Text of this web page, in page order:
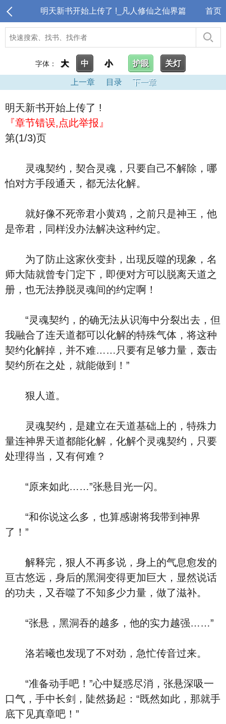
明天新书开始上传了 !_凡人修仙之仙界篇 首页
字体： 大 中 小 护眼 关灯
上一章 目录 下一章
明天新书开始上传了 !
『章节错误,点此举报』
第(1/3)页
灵魂契约，契合灵魂，只要自己不解除，哪
怕对方手段通天，都无法化解。
就好像不死帝君小黄鸡，之前只是神王，他
是帝君，同样没办法解决这种约定。
为了防止这家伙变卦，出现反噬的现象，名
师大陆就曾专门定下，即便对方可以脱离天道之
册，也无法挣脱灵魂间的约定啊！
“灵魂契约，的确无法从识海中分裂出去，但
我融合了连天道都可以化解的特殊气体，将这种
契约化解掉，并不难……只要有足够力量，轰击
契约所在之处，就能做到！”
狠人道。
灵魂契约，是建立在天道基础上的，特殊力
量连神界天道都能化解，化解个灵魂契约，只要
处理得当，又有何难？
“原来如此……”张悬目光一闪。
“和你说这么多，也算感谢将我带到神界
了！”
解释完，狠人不再多说，身上的气息愈发的
亘古悠远，身后的黑洞变得更加巨大，显然说话
的功夫，又吞噬了不知多少力量，做了滋补。
“张悬，黑洞吞的越多，他的实力越强……”
洛若曦也发现了不对劲，急忙传音过来。
“准备动手吧！”心中疑惑尽消，张悬深吸一
口气，手中长剑，陡然扬起：“既然如此，那就手
底下见真章吧！”